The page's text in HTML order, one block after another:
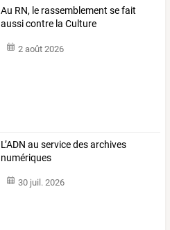
Au RN, le rassemblement se fait
aussi contre la Culture
2 août 2026
L’ADN au service des archives
numériques
30 juil. 2026